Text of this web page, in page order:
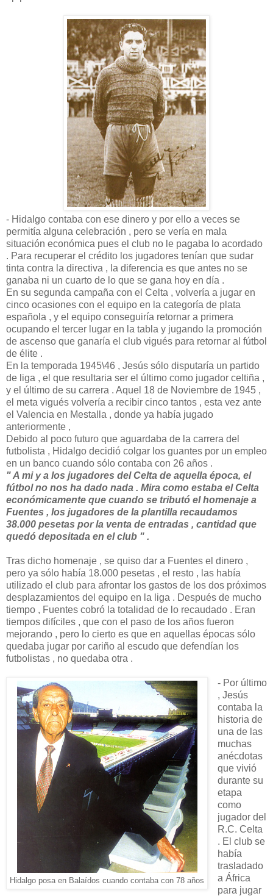
- Hidalgo contaba con ese dinero y por ello a veces se
permitía alguna celebración , pero se vería en mala
situación económica pues el club no le pagaba lo acordado
. Para recuperar el crédito los jugadores tenían que sudar
tinta contra la directiva , la diferencia es que antes no se
ganaba ni un cuarto de lo que se gana hoy en día .
En su segunda campaña con el Celta , volvería a jugar en
cinco ocasiones con el equipo en la categoría de plata
española , y el equipo conseguiría retornar a primera
ocupando el tercer lugar en la tabla y jugando la promoción
de ascenso que ganaría el club vigués para retornar al fútbol
de élite .
En la temporada 1945\46 , Jesús sólo disputaría un partido
de liga , el que resultaria ser el último como jugador celtiña ,
y el último de su carrera . Aquel 18 de Noviembre de 1945 ,
el meta vigués volvería a recibir cinco tantos , esta vez ante
el Valencia en Mestalla , donde ya había jugado
anteriormente ,
Debido al poco futuro que aguardaba de la carrera del
futbolista , Hidalgo decidió colgar los guantes por un empleo
en un banco cuando sólo contaba con 26 años .
" A mi y a los jugadores del Celta de aquella época, el
fútbol no nos ha dado nada . Mira como estaba el Celta
económicamente que cuando se tributó el homenaje a
Fuentes , los jugadores de la plantilla recaudamos
38.000 pesetas por la venta de entradas , cantidad que
quedó depositada en el club " .
Tras dicho homenaje , se quiso dar a Fuentes el dinero ,
pero ya sólo había 18.000 pesetas , el resto , las había
utilizado el club para afrontar los gastos de los dos próximos
desplazamientos del equipo en la liga . Después de mucho
tiempo , Fuentes cobró la totalidad de lo recaudado . Eran
tiempos difíciles , que con el paso de los años fueron
mejorando , pero lo cierto es que en aquellas épocas sólo
quedaba jugar por cariño al escudo que defendían los
futbolistas , no quedaba otra .
Hidalgo posa en Balaídos cuando contaba con 78 años
- Por último
, Jesús
contaba la
historia de
una de las
muchas
anécdotas
que vivió
durante su
etapa
como
jugador del
R.C. Celta
. El club se
había
trasladado
a África
para jugar